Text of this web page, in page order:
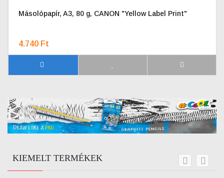
Másolópapír, A3, 80 g, CANON "Yellow Label Print"
4.740 Ft
KIEMELT TERMÉKEK